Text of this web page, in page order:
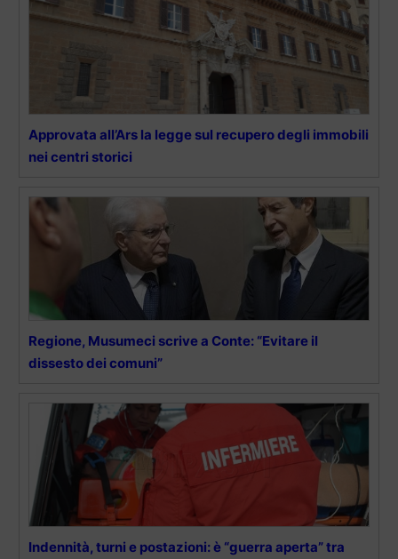
Approvata all’Ars la legge sul recupero degli immobili
nei centri storici
Regione, Musumeci scrive a Conte: “Evitare il
dissesto dei comuni”
Indennità, turni e postazioni: è “guerra aperta” tra